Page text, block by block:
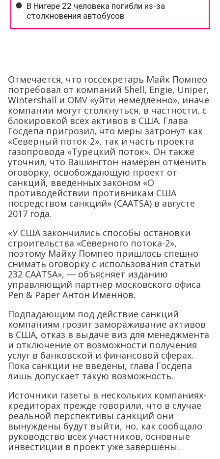
Отмечается, что госсекретарь Майк Помпео
потребовал от компаний Shell, Engie, Uniper,
Wintershall и OMV «уйти немедленно», иначе
компании могут столкнуться, в частности, с
блокировкой всех активов в США. Глава
Госдепа пригрозил, что меры затронут как
«Северный поток-2», так и часть проекта
газопровода «Турецкий поток». Он также
уточнил, что Вашингтон намерен отменить
оговорку, освобождающую проект от
санкций, введенных законом «О
противодействии противникам США
посредством санкций» (CAATSA) в августе
2017 года.
«У США закончились способы остановки
строительства «Северного потока-2»,
поэтому Майку Помпео пришлось спешно
снимать оговорку с использования статьи
232 CAATSA», — объясняет изданию
управляющий партнер московского офиса
Pen & Paper Антон Именнов.
Подпадающим под действие санкций
компаниям грозит замораживание активов
в США, отказ в выдаче виз для менеджмента
и отключение от возможности получения
услуг в банковской и финансовой сферах.
Пока санкции не введены, глава Госдепа
лишь допускает такую возможность.
Источники газеты в нескольких компаниях-
кредиторах прежде говорили, что в случае
реальной перспективы санкций они
вынуждены будут выйти, но, как сообщало
руководство всех участников, основные
инвестиции в проект уже завершены.